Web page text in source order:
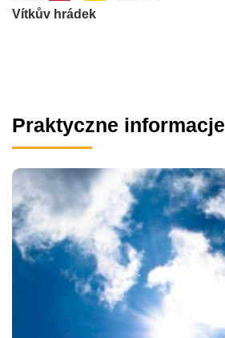
Vítkův hrádek
Praktyczne informacje